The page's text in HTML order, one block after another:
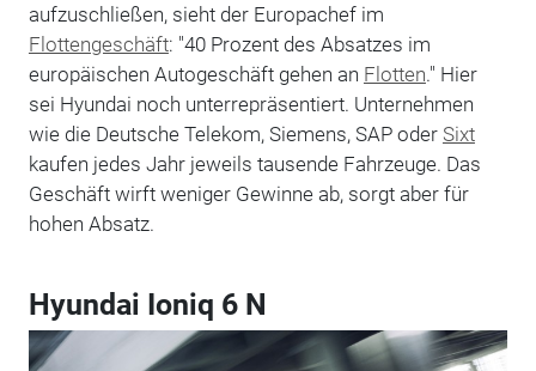
aufzuschließen, sieht der Europachef im
Flottengeschäft: "40 Prozent des Absatzes im
europäischen Autogeschäft gehen an Flotten." Hier
sei Hyundai noch unterrepräsentiert. Unternehmen
wie die Deutsche Telekom, Siemens, SAP oder Sixt
kaufen jedes Jahr jeweils tausende Fahrzeuge. Das
Geschäft wirft weniger Gewinne ab, sorgt aber für
hohen Absatz.
Hyundai Ioniq 6 N